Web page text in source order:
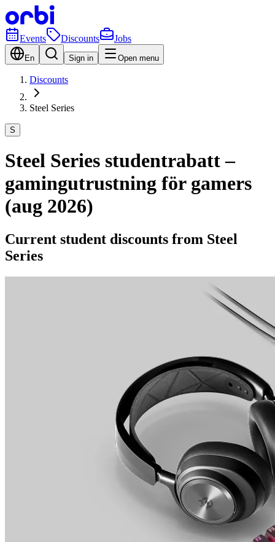
Events Discounts Jobs
En Sign in Open menu
Discounts
Steel Series
S
Steel Series studentrabatt –
gamingutrustning för gamers
(aug 2026)
Current student discounts from Steel
Series